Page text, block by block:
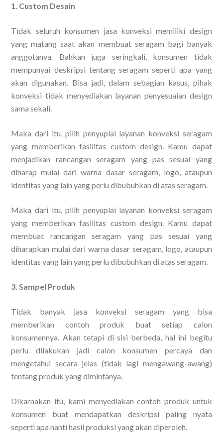
1. Custom Desain
Tidak seluruh konsumen jasa konveksi memiliki design
yang matang saat akan membuat seragam bagi banyak
anggotanya. Bahkan juga seringkali, konsumen tidak
mempunyai deskripsi tentang seragam seperti apa yang
akan digunakan. Bisa jadi, dalam sebagian kasus, pihak
konveksi tidak menyediakan layanan penyesuaian design
sama sekali.
Maka dari itu, pilih penyuplai layanan konveksi seragam
yang memberikan fasilitas custom design. Kamu dapat
menjadikan rancangan seragam yang pas sesuai yang
diharap mulai dari warna dasar seragam, logo, ataupun
identitas yang lain yang perlu dibubuhkan di atas seragam.
Maka dari itu, pilih penyuplai layanan konveksi seragam
yang memberikan fasilitas custom design. Kamu dapat
membuat rancangan seragam yang pas sesuai yang
diharapkan mulai dari warna dasar seragam, logo, ataupun
identitas yang lain yang perlu dibubuhkan di atas seragam.
3. Sampel Produk
Tidak banyak jasa konveksi seragam yang bisa
memberikan contoh produk buat setiap calon
konsumennya. Akan tetapi di sisi berbeda, hal ini begitu
perlu dilakukan jadi calon konsumen percaya dan
mengetahui secara jelas (tidak lagi mengawang-awang)
tentang produk yang dimintanya.
Dikarnakan itu, kami menyediakan contoh produk untuk
konsumen buat mendapatkan deskripsi paling nyata
seperti apa nanti hasil produksi yang akan diperoleh.